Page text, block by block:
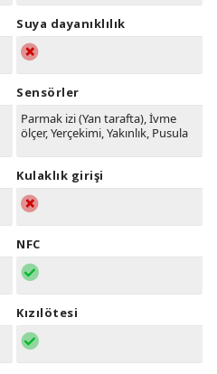
Suya dayanıklılık
Sensörler
Parmak izi (Yan tarafta), İvme
ölçer, Yerçekimi, Yakınlık, Pusula
Kulaklık girişi
NFC
Kızılötesi